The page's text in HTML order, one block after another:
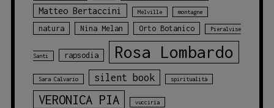
Matteo Bertaccini Melville montagne
natura Nina Melan Orto Botanico Pieralvise
Santi rapsodia Rosa Lombardo
Sara Calvario silent book spiritualità
VERONICA PIA vucciria